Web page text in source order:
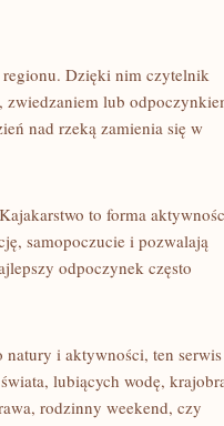
regionu. Dzięki nim czytelnik
zwiedzaniem lub
nad rzeką zamienia się w
to forma
samopoczucie i pozwalają
odpoczynek często
natury i aktywności, ten serwis
lubiących wodę,
rodzinny weekend, czy